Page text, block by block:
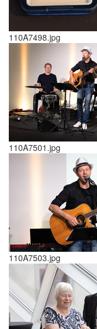
110A7498.jpg
110A7501.jpg
110A7503.jpg